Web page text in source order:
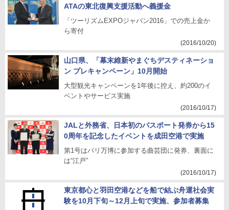
ATAの東北復興支援活動へ義援金
「ツーリズムEXPOジャパン2016」での売上金か
ら寄付
(2016/10/20)
山口県、「幕末維新やまぐちデスティネーショ
ン プレキャンペーン」10月開始
大型観光キャンペーンを1年後に控え、約200のイ
ベントやサービス実施
(2016/10/17)
JALと外務省、日本初のパスポート発券から15
0周年を記念したイベントを成田空港で実施
第1号はパリ万博に参加する曲芸団に発券、裏面に
は“江戸”
(2016/10/17)
東京都心と羽田空港などを船で結ぶ舟運社会実
験を10月下旬～12月上旬で実施、参加者募集